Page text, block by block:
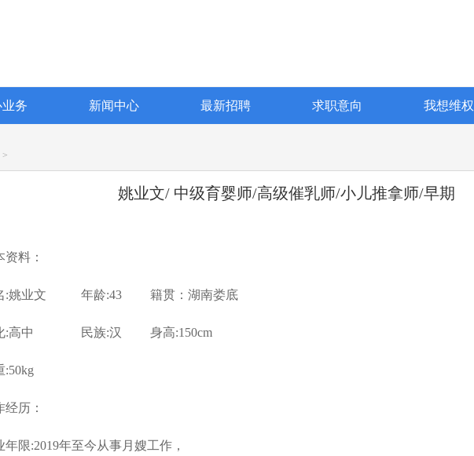
务 新闻中心 最新招聘 求职意向 我想维权
>
姚业文/ 中级育婴师/高级催乳师/小儿推拿师/早期
资料：
:姚业文 年龄:43 籍贯：湖南娄底
:高中 民族:汉 身高:150cm
:50kg
经历：
年限:2019年至今从事月嫂工作，